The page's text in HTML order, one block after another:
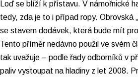
Loď se blíží k přístavu. V námořnické
tedy, zda je to i případ ropy. Obrovská
se stavem dodávek, která bude mít
Tento příměr nedávno použil ve svém
tak uvažuje – podle řady odborníků v
paliv vystoupat na hladiny z let 2008.